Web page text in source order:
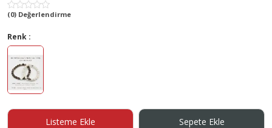
(0) Değerlendirme
Renk :
Listeme Ekle Sepete Ekle